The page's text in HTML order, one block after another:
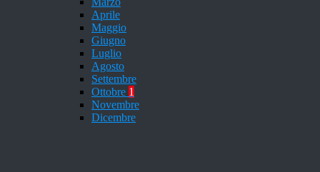
Aprile
Maggio
Giugno
Luglio
Agosto
Settembre
Ottobre 1
Novembre
Dicembre